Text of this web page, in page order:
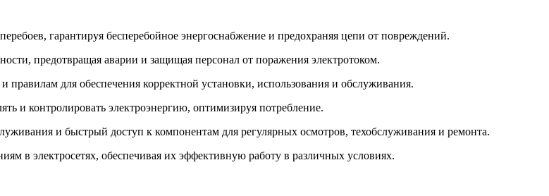
гарантируя бесперебойное энергоснабжение и предохраняя цепи от повреждений.
предотвращая аварии и защищая персонал от поражения электротоком.
для обеспечения корректной установки, использования и обслуживания.
и контролировать электроэнергию, оптимизируя потребление.
и быстрый доступ к компонентам для регулярных осмотров, техобслуживания и ремонта.
в электросетях, обеспечивая их эффективную работу в различных условиях.